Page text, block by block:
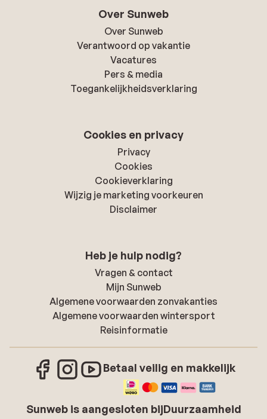
Over Sunweb
Over Sunweb
Verantwoord op vakantie
Vacatures
Pers & media
Toegankelijkheidsverklaring
Cookies en privacy
Privacy
Cookies
Cookieverklaring
Wijzig je marketing voorkeuren
Disclaimer
Heb je hulp nodig?
Vragen & contact
Mijn Sunweb
Algemene voorwaarden zonvakanties
Algemene voorwaarden wintersport
Reisinformatie
Betaal veilig en makkelijk
Sunweb is aangesloten bijDuurzaamheid